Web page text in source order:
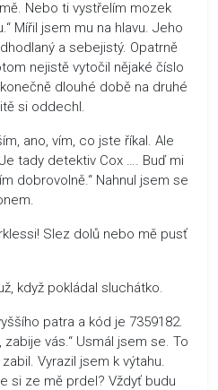
Nebo ti vystřelím mozek
Mířil jsem mu na hlavu. Jeho
a sebejistý. Opatrně
nejistě vytočil nějaké číslo
dlouhé době na druhé
si oddechl.
ano, vím, co jste říkal. Ale
tady detektiv Cox …. Buď mi
dobrovolně.“ Nahnul jsem se
Slez dolů nebo mě pusť
když pokládal sluchátko.
patra a kód je 7359182.
vás.“ Usmál jsem se. To
Vyrazil jsem k výtahu.
si ze mě prdel? Vždyť budu